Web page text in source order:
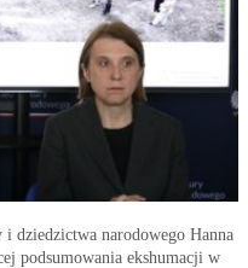
dziedzictwa narodowego Hanna
podsumowania ekshumacji w